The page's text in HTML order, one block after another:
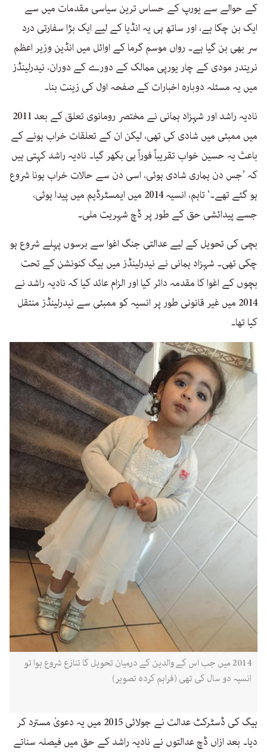
کے حوالے سے یورپ کے حساس ترین سیاسی مقدمات میں سے
ایک بن چکا ہے، اور ساتھ ہی یہ انڈیا کے لیے ایک بڑا سفارتی درد
سر بھی بن گیا ہے۔ رواں موسم گرما کے اوائل میں انڈین وزیر اعظم
نریندر مودی کے چار یورپی ممالک کے دورے کے دوران، نیدرلینڈز
میں یہ مسئلہ دوبارہ اخبارات کے صفحہ اول کی زینت بنا۔
نادیہ راشد اور شہزاد ہمانی نے مختصر رومانوی تعلق کے بعد 2011
میں ممبئی میں شادی کی تھی، لیکن ان کے تعلقات خراب ہونے کے
باعث یہ حسین خواب تقریباً فوراً ہی بکھر گیا۔ نادیہ راشد کہتی ہیں
کہ ’جس دن ہماری شادی ہوئی، اسی دن سے حالات خراب ہونا شروع
ہو گئے تھے۔‘ تاہم، انسیہ 2014 میں ایمسٹرڈیم میں پیدا ہوئی،
جسے پیدائشی حق کے طور پر ڈچ شہریت ملی۔
بچی کی تحویل کے لیے عدالتی جنگ اغوا سے برسوں پہلے شروع ہو
چکی تھی۔ شہزاد ہمانی نے نیدرلینڈز میں ہیگ کنونشن کے تحت
بچوں کے اغوا کا مقدمہ دائر کیا اور الزام عائد کیا کہ نادیہ راشد نے
2014 میں غیر قانونی طور پر انسیہ کو ممبئی سے نیدرلینڈز منتقل
کیا تھا۔
2014 میں جب اس کے والدین کے درمیان تحویل کا تنازع شروع ہوا تو
انسیہ دو سال کی تھی (فراہم کردہ تصویر)
ہیگ کی ڈسٹرکٹ عدالت نے جولائی 2015 میں یہ دعویٰ مسترد کر
دیا۔ بعد ازاں ڈچ عدالتوں نے نادیہ راشد کے حق میں فیصلہ سناتے